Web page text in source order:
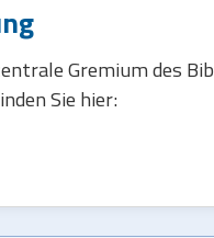
Gremium des
Sie hier: